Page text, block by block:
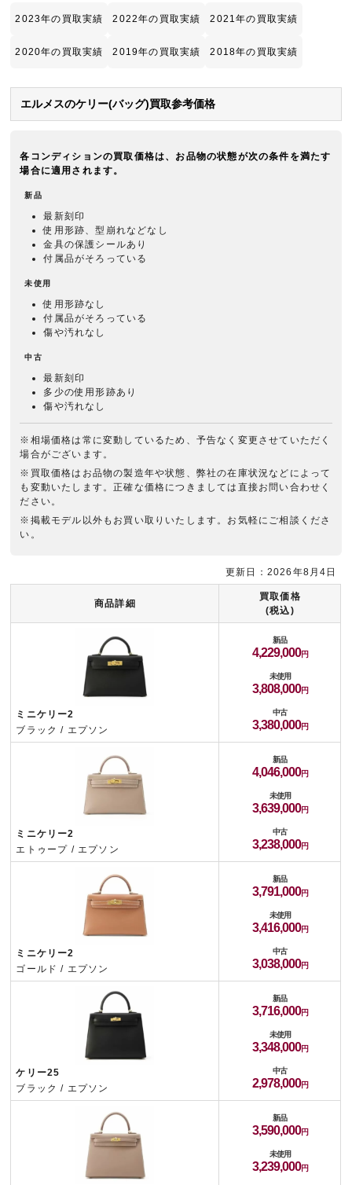
2023年の買取実績 2022年の買取実績 2021年の買取実績
2020年の買取実績 2019年の買取実績 2018年の買取実績
エルメスのケリー(バッグ)買取参考価格
各コンディションの買取価格は、お品物の状態が次の条件を満たす
場合に適用されます。
新品
最新刻印
使用形跡、型崩れなどなし
金具の保護シールあり
付属品がそろっている
未使用
使用形跡なし
付属品がそろっている
傷や汚れなし
中古
最新刻印
多少の使用形跡あり
傷や汚れなし
※相場価格は常に変動しているため、予告なく変更させていただく
場合がございます。
※買取価格はお品物の製造年や状態、弊社の在庫状況などによって
も変動いたします。正確な価格につきましては直接お問い合わせく
ださい。
※掲載モデル以外もお買い取りいたします。お気軽にご相談くださ
い。
商品詳細
買取価格
(税込)
ミニケリー2
ブラック / エプソン
新品
4,229,000
未使用
3,808,000
中古
3,380,000
ミニケリー2
エトゥープ / エプソン
新品
4,046,000
未使用
3,639,000
中古
3,238,000
ミニケリー2
ゴールド / エプソン
新品
3,791,000
未使用
3,416,000
中古
3,038,000
ケリー25
ブラック / エプソン
新品
3,716,000
未使用
3,348,000
中古
2,978,000
新品
3,590,000
未使用
3,239,000
更新日：2026年8月4日